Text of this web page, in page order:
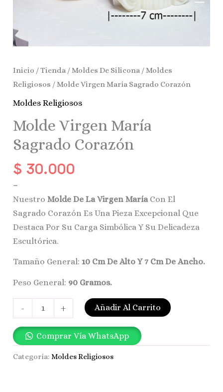
Inicio /Tienda /Moldes De Silicona /Moldes
Religiosos / Molde Virgen María Sagrado Corazón
Moldes Religiosos
Molde Virgen María
Sagrado Corazón
$ 30.000
–
NuestroMolde De La Virgen María Con El
Sagrado Corazón Es Una Pieza Excepcional Que
Destaca Por Su Carga Simbólica Y Su Delicadeza
Escultórica.
Tamaño General:10 Cm De Alto Y 7 Cm De Ancho.
Peso General: 90 Gramos.
- + Añadir Al Carrito
Comprar Vía WhatsApp
Categoría:Moldes Religiosos